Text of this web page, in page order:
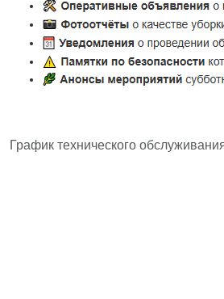
График технического